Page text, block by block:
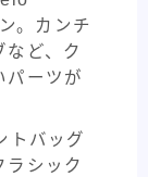
。カンチ
など、ク
パーツが
トバッグ
ラシック